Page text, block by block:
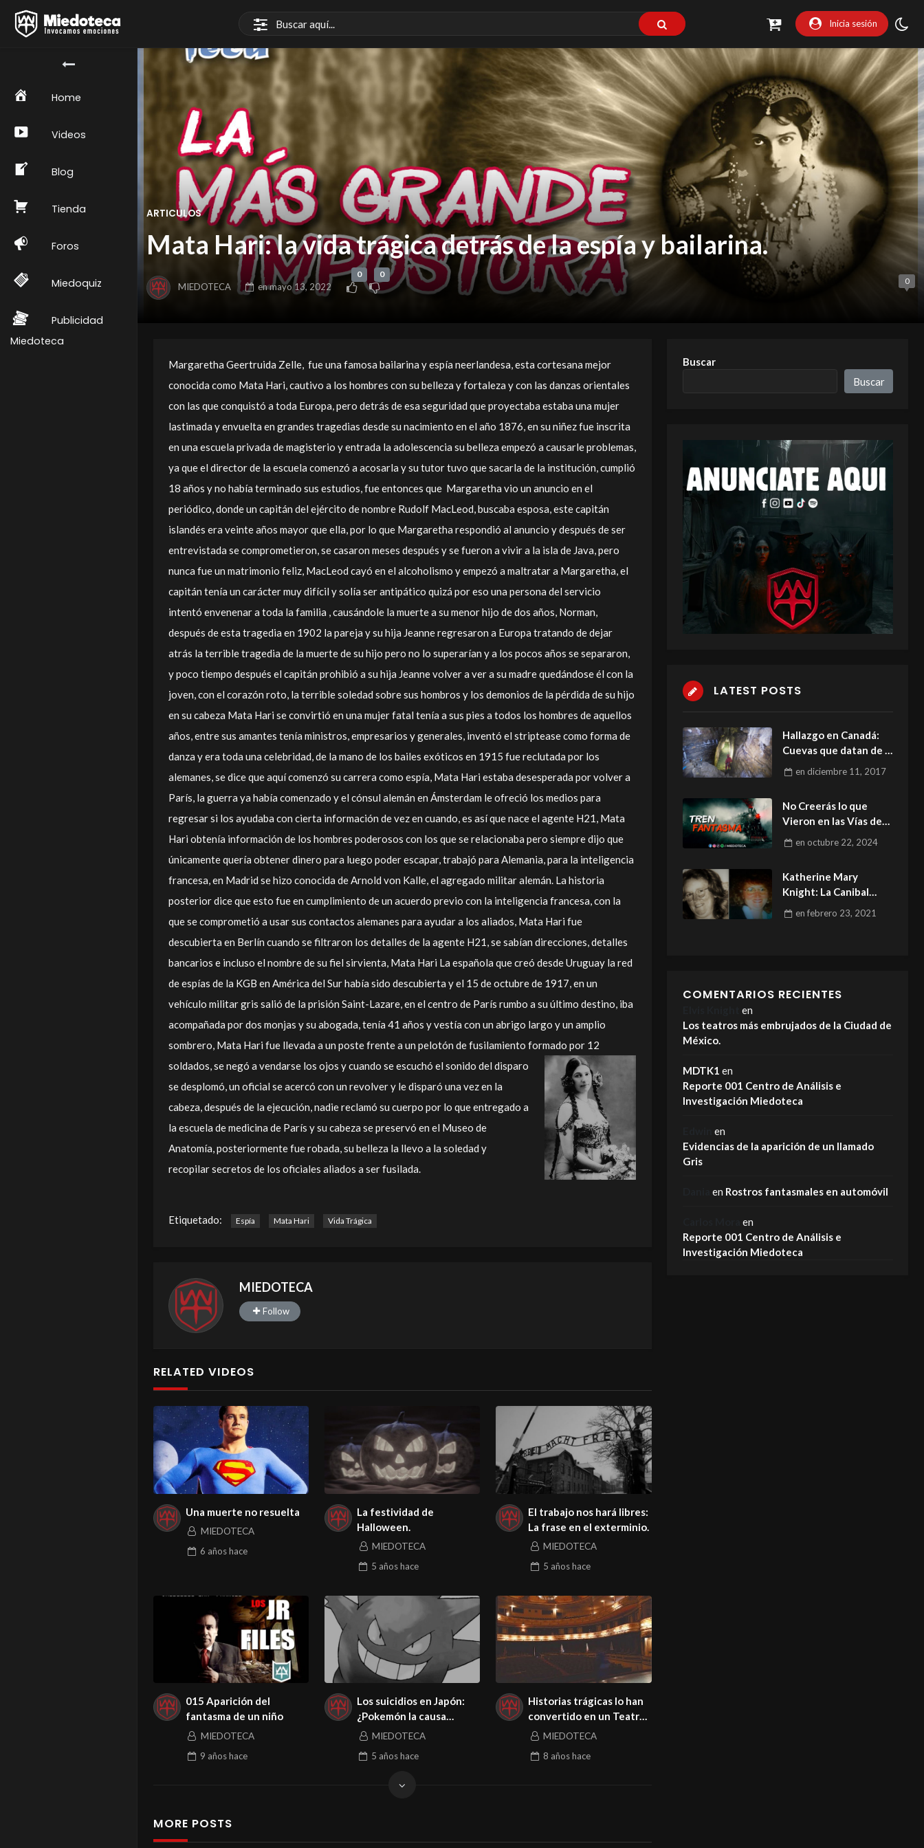
Inicia sesión
Home
Videos
Blog
Tienda
Foros
Miedoquiz
Publicidad
Miedoteca
ARTICULOS
Mata Hari: la vida trágica detrás de la espía y bailarina.
MIEDOTECA enmayo 13, 2022
0 0
0
Margaretha Geertruida Zelle, ​ fue una famosa bailarina y espía neerlandesa, esta cortesana mejor
conocida como Mata Hari​, cautivo a los hombres con su belleza y fortaleza y con las danzas orientales
con las que conquistó a toda Europa, pero detrás de esa seguridad que proyectaba estaba una mujer
lastimada y envuelta en grandes tragedias desde su nacimiento en el año 1876, en su niñez fue inscrita
en una escuela privada de magisterio y entrada la adolescencia su belleza empezó a causarle problemas,
ya que el director de la escuela comenzó a acosarla y su tutor tuvo que sacarla de la institución, cumplió
18 años y no había terminado sus estudios, fue entonces que Margaretha vio un anuncio en el
periódico, donde un capitán del ejército de nombre Rudolf MacLeod, buscaba esposa, este capitán
islandés era veinte años mayor que ella, por lo que Margaretha respondió al anuncio y después de ser
entrevistada se comprometieron, se casaron meses después y se fueron a vivir a la isla de Java, pero
nunca fue un matrimonio feliz, MacLeod cayó en el alcoholismo y empezó a maltratar a Margaretha, el
capitán tenía un carácter muy difícil y solía ser antipático quizá por eso una persona del servicio
intentó envenenar a toda la familia , causándole la muerte a su menor hijo de dos años, Norman,
después de esta tragedia en 1902 la pareja y su hija Jeanne regresaron a Europa tratando de dejar
atrás la terrible tragedia de la muerte de su hijo pero no lo superarían y a los pocos años se separaron,
y poco tiempo después el capitán prohibió a su hija Jeanne volver a ver a su madre quedándose él con la
joven, con el corazón roto, la terrible soledad sobre sus hombros y los demonios de la pérdida de su hijo
en su cabeza Mata Hari se convirtió en una mujer fatal tenía a sus pies a todos los hombres de aquellos
años, entre sus amantes tenía ministros, empresarios y generales, inventó el striptease como forma de
danza y era toda una celebridad, de la mano de los bailes exóticos en 1915 fue reclutada por los
alemanes, se dice que aquí comenzó su carrera como espía, Mata Hari estaba desesperada por volver a
París, la guerra ya había comenzado y el cónsul alemán en Ámsterdam le ofreció los medios para
regresar si los ayudaba con cierta información de vez en cuando, es así que nace el agente H21, Mata
Hari obtenía información de los hombres poderosos con los que se relacionaba pero siempre dijo que
únicamente quería obtener dinero para luego poder escapar, trabajó para Alemania, para la inteligencia
francesa, en Madrid se hizo conocida de Arnold von Kalle, el agregado militar alemán. La historia
posterior dice que esto fue en cumplimiento de un acuerdo previo con la inteligencia francesa, con la
que se comprometió a usar sus contactos alemanes para ayudar a los aliados, Mata Hari fue
descubierta en Berlín cuando se filtraron los detalles de la agente H21, se sabían direcciones, detalles
bancarios e incluso el nombre de su fiel sirvienta, Mata Hari La española que creó desde Uruguay la red
de espías de la KGB en América del Sur había sido descubierta y el 15 de octubre de 1917, en un
vehículo militar gris salió de la prisión Saint-Lazare, en el centro de París rumbo a su último destino, iba
acompañada por dos monjas y su abogada, tenía 41 años y vestía con un abrigo largo y un amplio
sombrero, Mata Hari fue llevada a un poste frente a un pelotón de fusilamiento formado por 12
soldados, senegó a vendarse los ojos y cuando se escuchó el sonido del disparo
se desplomó, un oficial se acercó con un revolver y le disparó una vez en la
cabeza, después de la ejecución, nadie reclamó su cuerpo por lo que entregado a
la escuela de medicina de París y su cabeza se preservó en el Museo de
Anatomía, posteriormente fue robada, su belleza la llevo a la soledad y
recopilar secretos de los oficiales aliados a ser fusilada.
Etiquetado: Espía Mata Hari Vida Trágica
MIEDOTECA
Follow
RELATED VIDEOS
Una muerte no resuelta
MIEDOTECA
6 añoshace
La festividad de
Halloween.
MIEDOTECA
5 añoshace
El trabajo nos hará libres:
La frase en el exterminio.
MIEDOTECA
5 añoshace
015 Aparición del
fantasma de un niño
MIEDOTECA
9 añoshace
Los suicidios en Japón:
¿Pokemón la causa
mortal?
MIEDOTECA
5 añoshace
Historias trágicas lo han
convertido en un Teatro
maldito
MIEDOTECA
8 añoshace
MORE POSTS
Buscar
Buscar
LATEST POSTS
Hallazgo en Canadá:
Cuevas que datan de la
Era del Hielo
en diciembre 11, 2017
No Creerás lo que
Vieron en las Vías de
Zacatecas..
en octubre 22, 2024
Katherine Mary
Knight: La Canibal
Australiana.
enfebrero 23, 2021
COMENTARIOS RECIENTES
en
Los teatros más embrujados de la Ciudad de
México.
MDTK1 en
Reporte 001 Centro de Análisis e
Investigación Miedoteca
en
Evidencias de la aparición de un llamado
Gris
en Rostros fantasmales en automóvil
en
Reporte 001 Centro de Análisis e
Investigación Miedoteca